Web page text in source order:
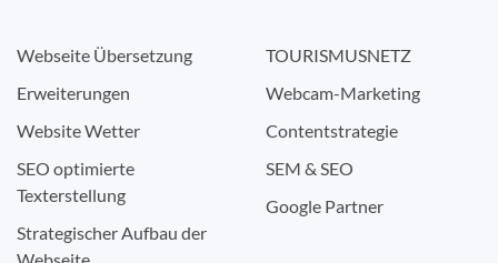
Webseite Übersetzung
Erweiterungen
Website Wetter
SEO optimierte
Texterstellung
Strategischer Aufbau der
TOURISMUSNETZ
Webcam-Marketing
Contentstrategie
SEM & SEO
Google Partner